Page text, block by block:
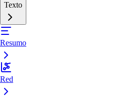
Texto
Resumo
Red